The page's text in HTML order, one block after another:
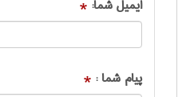
ایمیل شما: *
پیام شما : *